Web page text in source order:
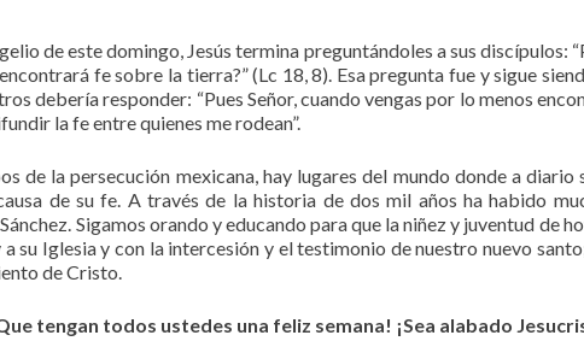
de este domingo, Jesús termina preguntándoles a sus discípulos:
fe sobre la tierra?” (Lc 18, 8). Esa pregunta fue y sigue
debería responder: “Pues Señor, cuando vengas por lo menos
la fe entre quienes me rodean”.
de la persecución mexicana, hay lugares del mundo donde a
de su fe. A través de la historia de dos mil años ha habido
Sigamos orando y educando para que la niñez y juventud de
su Iglesia y con la intercesión y el testimonio de nuestro nuevo
de Cristo.
tengan todos ustedes una feliz semana! ¡Sea alabado